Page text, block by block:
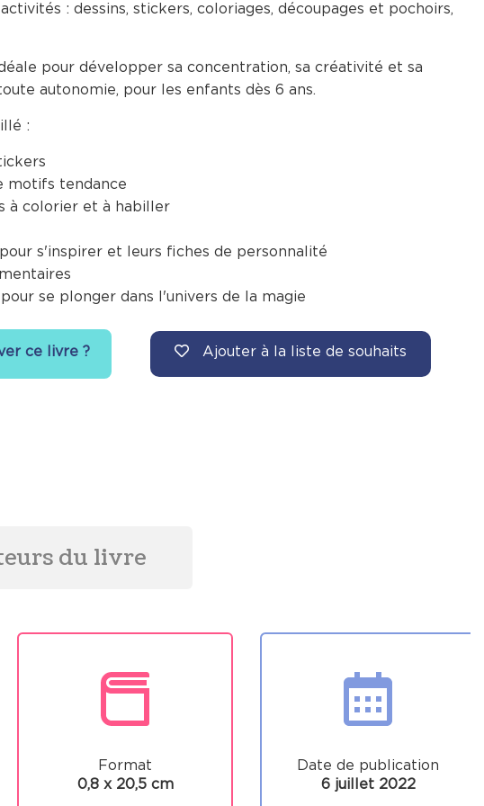
: dessins, stickers, coloriages, découpages et pochoirs,
pour développer sa concentration, sa créativité et sa
autonomie, pour les enfants dès 6 ans.
:
motifs tendance
à colorier et à habiller
s'inspirer et leurs fiches de personnalité
se plonger dans l'univers de la magie
ce livre ? Ajouter à la liste de souhaits
du livre
Format
0,8 x 20,5 cm
Date de publication
6 juillet 2022